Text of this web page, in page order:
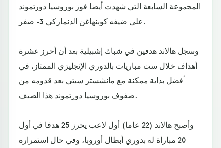
المجموعة السابعة التي شهدت أيضا فوز بوروسيا دورتموند
على ضيفه كوبنهاغن الدنماركي 3- صفر.
وسجل هالاند هدفين في شباك إشبيلية بعد أن أحرز عشرة
أهداف خلال ست مباريات بالدوري الإنجليزي الممتاز، في
أفضل بداية ممكنة مع مانشستر سيتي بعد قدومه من
صفوف بوروسيا دورتموند هذا الصيف.
وأصبح هالاند (22 عاما) أول لاعب يحرز 25 هدفا في أول
20 مباراة له بدوري أبطال أوروبا، وفي حال استمراره